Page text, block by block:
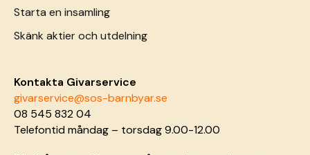
Starta en insamling
Skänk aktier och utdelning
Kontakta Givarservice
givarservice@sos-barnbyar.se
08 545 832 04
Telefontid måndag – torsdag 9.00-12.00